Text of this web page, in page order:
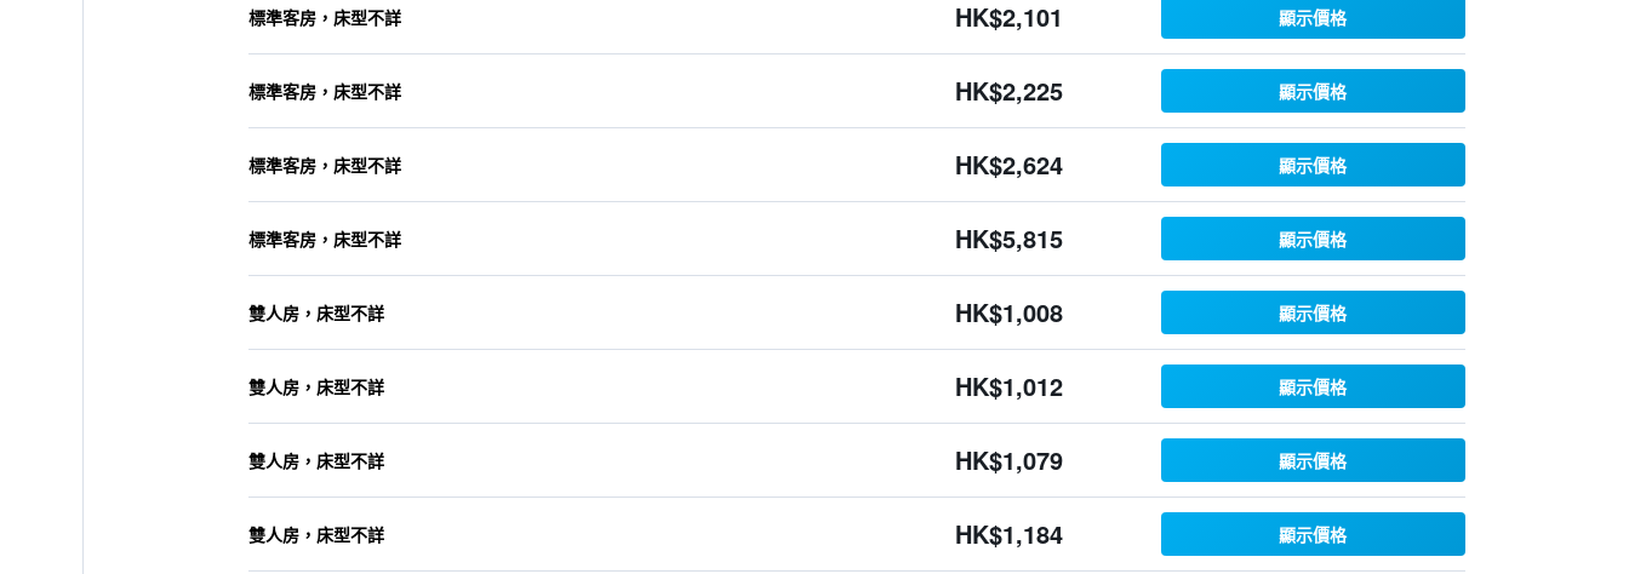
標準客房，床型不詳 HK$2,101 顯示價格
標準客房，床型不詳 HK$2,225 顯示價格
標準客房，床型不詳 HK$2,624 顯示價格
標準客房，床型不詳 HK$5,815 顯示價格
雙人房，床型不詳 HK$1,008 顯示價格
雙人房，床型不詳 HK$1,012 顯示價格
雙人房，床型不詳 HK$1,079 顯示價格
雙人房，床型不詳 HK$1,184 顯示價格